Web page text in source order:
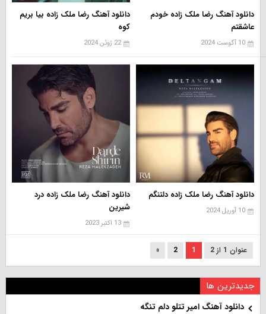
دانلود آهنگ رضا ملک زاده خودم
عاشقتم
10 آگوست 2024
دانلود آهنگ رضا ملک زاده بیا بریم
کوه
22 ژوئن 2024
دانلود آهنگ رضا ملک زاده دلتنگم
10 آوریل 2024
دانلود آهنگ رضا ملک زاده درد
شیرین
13 اکتبر 2023
عنوان 1 از 2 1
2
»
جدیدترین ها
دانلود آهنگ امیر تتلو دلم تنگه